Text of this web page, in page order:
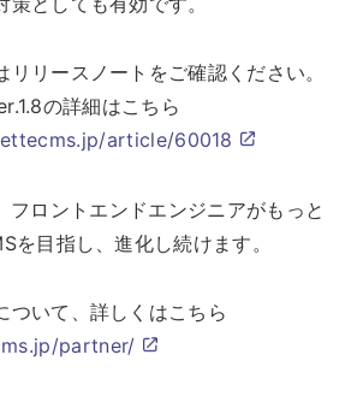
リリースノートをご確認ください。
の詳細はこちら
article/60018
ロントエンドエンジニアがもっと
を目指し、進化し続けます。
ついて、詳しくはこちら
partner/